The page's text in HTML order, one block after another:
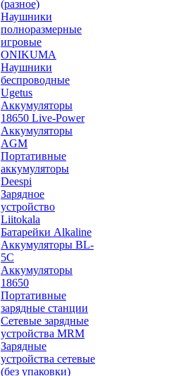
(разное)
Наушники
полноразмерные
игровые
ONIKUMA
Наушники
беспроводные
Ugetus
Аккумуляторы
18650 Live-Power
Аккумуляторы
АGM
Портативные
аккумуляторы
Deespi
Зарядное
устройство
Liitokala
Батарейки Alkaline
Аккумуляторы BL-
5C
Аккумуляторы
18650
Портативные
зарядные станции
Сетевые зарядные
устройства MRM
Зарядные
устройства сетевые
(без упаковки)